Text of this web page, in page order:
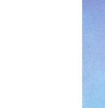
Konzerne
Epoche